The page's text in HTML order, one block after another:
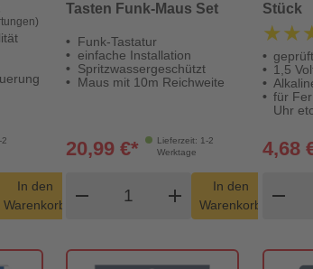
2
Menge
In den
Warenkorb
shopping_cart
Tasten Funk-Maus Set
Funk-Tastatur
einfache Installation
Spritzwassergeschützt
Maus mit 10m Reichweite
Lieferzeit: 1-2
Werktage
20,99 €*
remove
Produkt Warenkorb Menge
add
In den
Warenkorb
shopping_cart
Stück
1,5
für
Uhr
4,68
remove